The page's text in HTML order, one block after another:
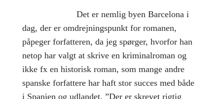
Det er nemlig byen Barcelona i
dag, der er omdrejningspunkt for romanen,
påpeger forfatteren, da jeg spørger, hvorfor han
netop har valgt at skrive en kriminalroman og
ikke fx en historisk roman, som mange andre
spanske forfattere har haft stor succes med både
i Spanien og udlandet. ”Der er skrevet rigtig